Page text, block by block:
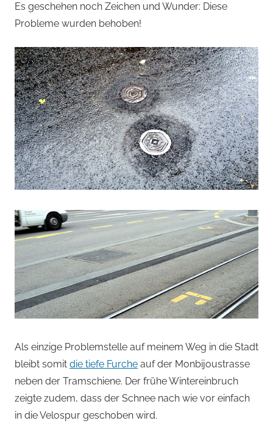
Es geschehen noch Zeichen und Wunder: Diese
Probleme wurden behoben!
Als einzige Problemstelle auf meinem Weg in die Stadt
bleibt somit die tiefe Furche auf der Monbijoustrasse
neben der Tramschiene. Der frühe Wintereinbruch
zeigte zudem, dass der Schnee nach wie vor einfach
in die Velospur geschoben wird.